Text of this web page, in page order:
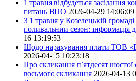
1 травня відбудеться засідання
питань ВПО 2026-04-29 14:06:09
З 1 травня у Козелецькій
поливальний сезон: інформація
16 13:19:53
Щодо нарахування плати ТОВ
2026-04-15 10:23:18
Про скликання п’ятдесят шостої
восьмого скликання 2026-04-13